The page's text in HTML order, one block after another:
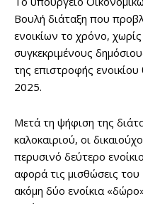
Βουλή διάταξη που
ενοικίων το χρόνο,
συγκεκριμένους
της επιστροφής
2025.
Μετά τη ψήφιση της
καλοκαιριού, οι
περυσινό δεύτερο
αφορά τις μισθώσεις
ακόμη δύο ενοίκια